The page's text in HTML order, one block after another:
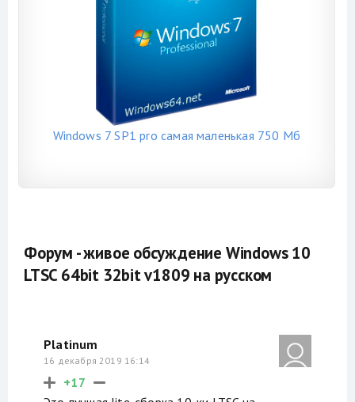
Windows 7 SP1 pro самая маленькая 750 Мб
Форум - живое обсуждение Windows 10
LTSC 64bit 32bit v1809 на русском
Platinum
16 декабря 2019 16:14
+17